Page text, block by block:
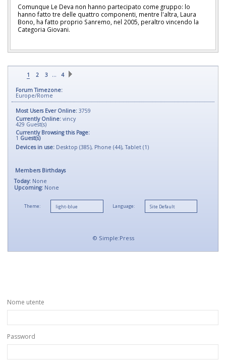
Comunque Le Deva non hanno partecipato come gruppo: lo
hanno fatto tre delle quattro componenti, mentre l'altra, Laura
Bono, ha fatto proprio Sanremo, nel 2005, peraltro vincendo la
Categoria Giovani.
1 2 3 … 4
Forum Timezone:
Europe/Rome
Most Users Ever Online: 3759
Currently Online: vincy
429 Guest(s)
Currently Browsing this Page:
1 Guest(s)
Devices in use: Desktop (385), Phone (44), Tablet (1)
Members Birthdays
Today: None
Upcoming: None
Theme: Language:
© Simple:Press
Nome utente
Password